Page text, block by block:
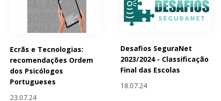
Ecrãs e Tecnologias:
recomendações Ordem
dos Psicólogos
Portugueses
23.07.24
Desafios SeguraNet
2023/2024 - Classificação
Final das Escolas
18.07.24